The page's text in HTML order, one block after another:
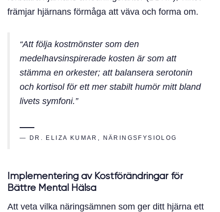
främjar hjärnans förmåga att väva och forma om.
“Att följa kostmönster som den
medelhavsinspirerade kosten är som att
stämma en orkester; att balansera serotonin
och kortisol för ett mer stabilt humör mitt bland
livets symfoni.”
— DR. ELIZA KUMAR, NÄRINGSFYSIOLOG
Implementering av Kostförändringar för
Bättre Mental Hälsa
Att veta vilka näringsämnen som ger ditt hjärna ett